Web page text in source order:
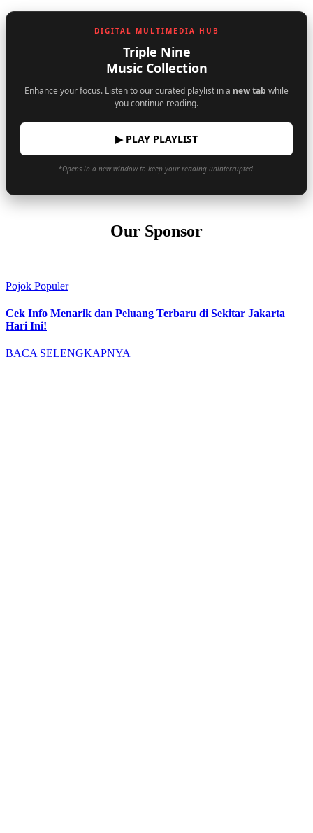
DIGITAL MULTIMEDIA HUB
Triple Nine
Music Collection
Enhance your focus. Listen to our curated playlist in a new tab while
you continue reading.
▶ PLAY PLAYLIST
*Opens in a new window to keep your reading uninterrupted.
Our Sponsor
Pojok Populer
Cek Info Menarik dan Peluang Terbaru di Sekitar Jakarta
Hari Ini!
BACA SELENGKAPNYA